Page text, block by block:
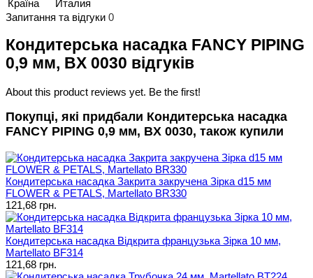
Країна
Италия
Запитання та відгуки 0
Кондитерська насадка FANCY PIPING
0,9 мм, BX 0030 відгуків
About this product reviews yet. Be the first!
Покупці, які придбали Кондитерська насадка
FANCY PIPING 0,9 мм, BX 0030, також купили
Кондитерська насадка Закрита закручена Зірка d15 мм
FLOWER & PETALS, Martellato BR330
121,68 грн.
Кондитерська насадка Відкрита французька Зірка 10 мм,
Martellato BF314
121,68 грн.